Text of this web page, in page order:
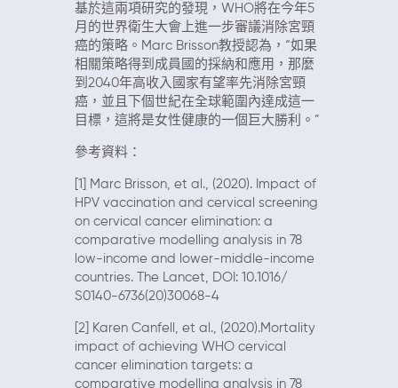
基於這兩項研究的發現，WHO將在今年5
月的世界衛生大會上進一步審議消除宮頸
癌的策略。Marc Brisson教授認為，“如果
相關策略得到成員國的採納和應用，那麼
到2040年高收入國家有望率先消除宮頸
癌，並且下個世紀在全球範圍內達成這一
目標，這將是女性健康的一個巨大勝利。”
參考資料：
[1] Marc Brisson, et al., (2020). Impact of
HPV vaccination and cervical screening
on cervical cancer elimination: a
comparative modelling analysis in 78
low-income and lower-middle-income
countries. The Lancet, DOI: 10.1016/
S0140-6736(20)30068-4
[2] Karen Canfell, et al., (2020).Mortality
impact of achieving WHO cervical
cancer elimination targets: a
comparative modelling analysis in 78